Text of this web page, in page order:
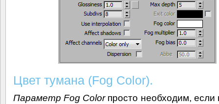
Цвет тумана (Fog Color).
Параметр Fog Colorпросто необходим, если